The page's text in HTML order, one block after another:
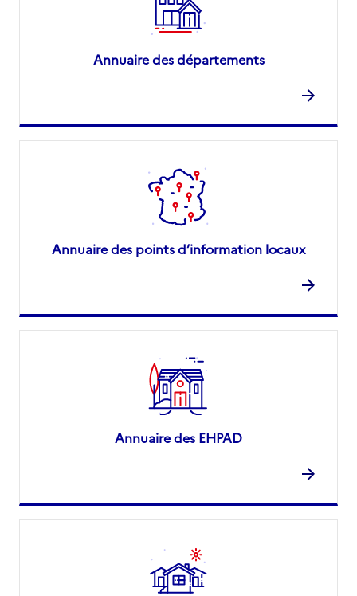
Annuaire des départements
Annuaire des points d’information locaux
Annuaire des EHPAD